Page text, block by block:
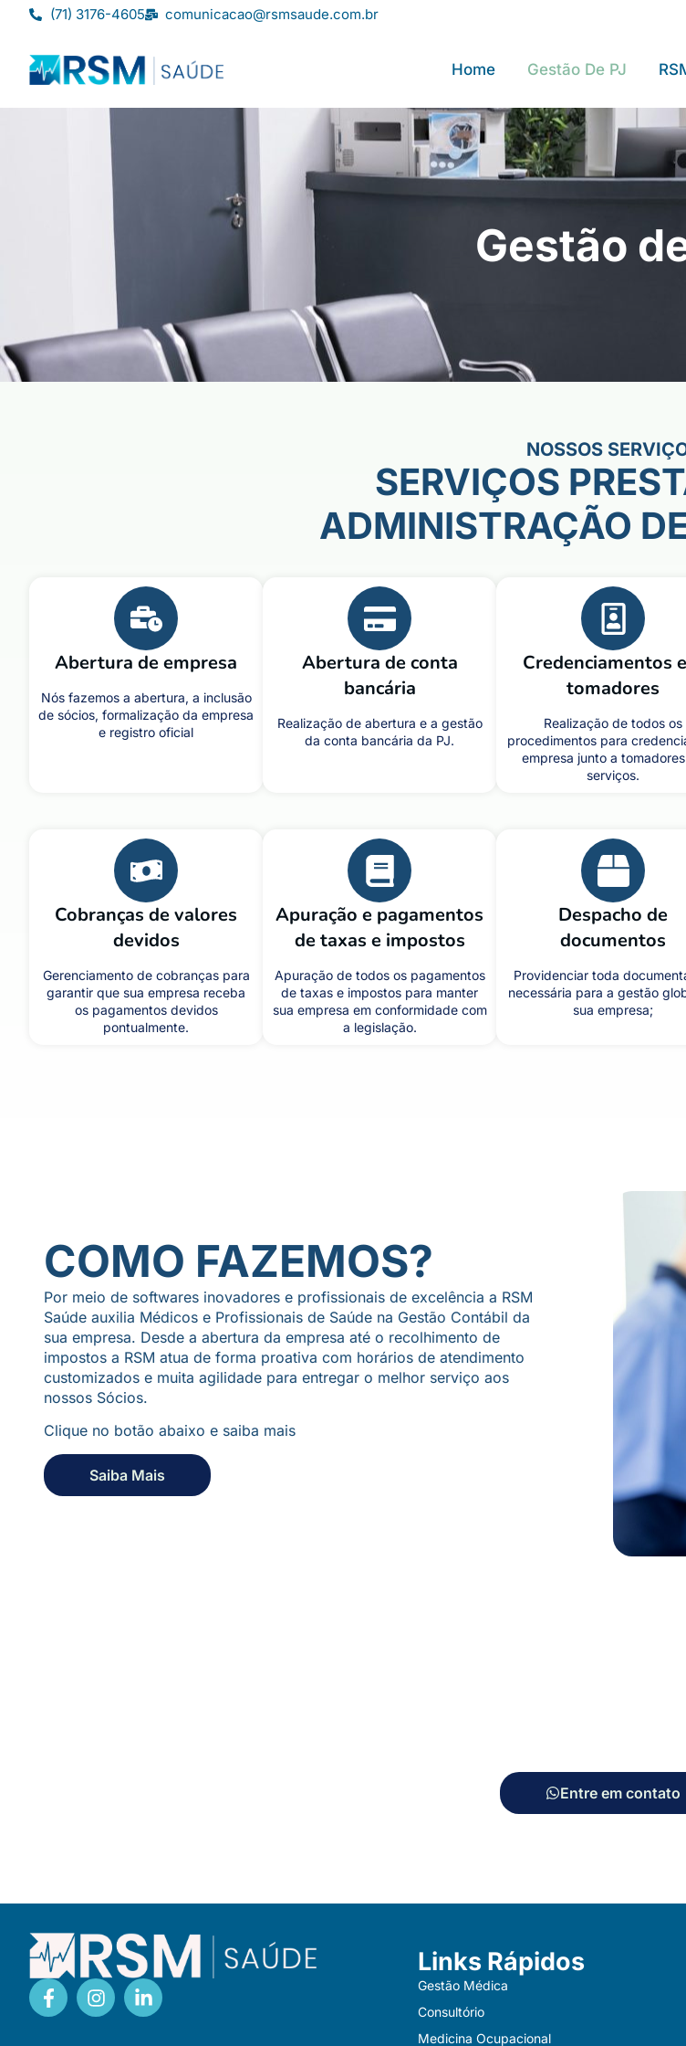
(71) 3176-4605 comunicacao@rsmsaude.com.br
Home Gestão De PJ
Gestão
NOSSOS
SERVIÇOS
ADMINISTRAÇÃO
Abertura de empresa
Nós fazemos a abertura, a inclusão
de sócios, formalização da empresa
e registro oficial
Abertura de conta
bancária
Realização de abertura e a gestão
da conta bancária da PJ.
Credenciamentos
tomadores
Realização de todos os
procedimentos para
empresa junto a
serviços.
Cobranças de valores
devidos
Gerenciamento de cobranças para
garantir que sua empresa receba
os pagamentos devidos
pontualmente.
Apuração e pagamentos
de taxas e impostos
Apuração de todos os pagamentos
de taxas e impostos para manter
sua empresa em conformidade com
a legislação.
Despacho de
documentos
Providenciar toda
necessária para a gestão
sua empresa;
COMO FAZEMOS?
Por meio de softwares inovadores e profissionais de excelência a RSM
Saúde auxilia Médicos e Profissionais de Saúde na Gestão Contábil da
sua empresa. Desde a abertura da empresa até o recolhimento de
impostos a RSM atua de forma proativa com horários de atendimento
customizados e muita agilidade para entregar o melhor serviço aos
nossos Sócios.
Clique no botão abaixo e saiba mais
Saiba Mais
Entre em contato
Links Rápidos
Gestão Médica
Consultório
Medicina Ocupacional